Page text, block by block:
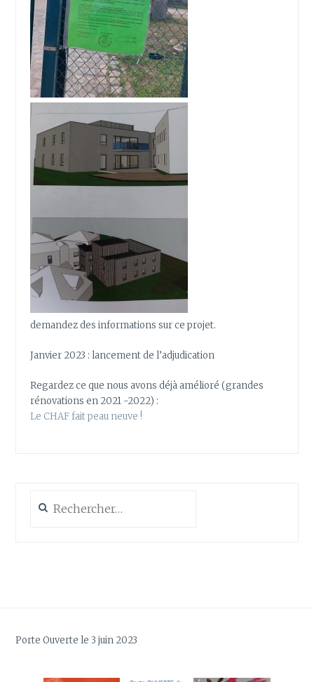
demandez des informations sur ce projet.
Janvier 2023 : lancement de l’adjudication
Regardez ce que nous avons déjà amélioré (grandes
rénovations en 2021 -2022) :
Le CHAF fait peau neuve !
Porte Ouverte le 3 juin 2023